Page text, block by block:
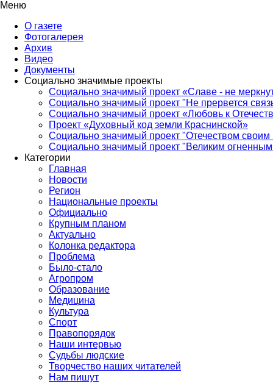
Меню
О газете
Фотогалерея
Архив
Видео
Документы
Социально значимые проекты
Социально значимый проект «Славе - не
Социально значимый проект "Не прервется
Социально значимый проект «Любовь к
Проект «Духовный код земли Краснинской»
Социально значимый проект "Отечеством своим
Социально значимый проект "Великим
Категории
Главная
Новости
Регион
Национальные проекты
Официально
Крупным планом
Актуально
Колонка редактора
Проблема
Было-стало
Агропром
Образование
Медицина
Культура
Спорт
Правопорядок
Наши интервью
Судьбы людские
Творчество наших читателей
Нам пишут